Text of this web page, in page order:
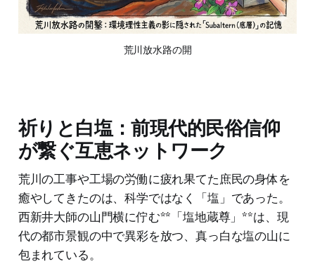
荒川放水路の開
祈りと白塩：前現代的民俗信仰
が繋ぐ互恵ネットワーク
荒川の工事や工場の労働に疲れ果てた庶民の身体を
癒やしてきたのは、科学ではなく「塩」であった。
西新井大師の山門横に佇む**「塩地蔵尊」**は、現
代の都市景観の中で異彩を放つ、真っ白な塩の山に
包まれている。